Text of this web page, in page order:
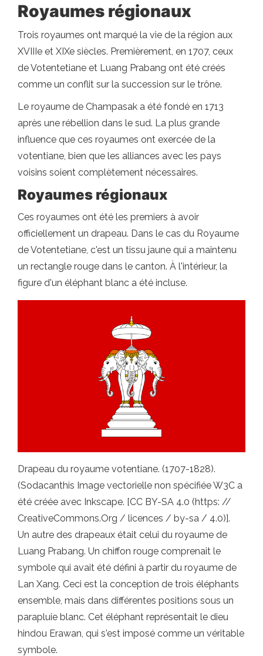
Royaumes régionaux
Trois royaumes ont marqué la vie de la région aux
XVIIIe et XIXe siècles. Premièrement, en 1707, ceux
de Votentetiane et Luang Prabang ont été créés
comme un conflit sur la succession sur le trône.
Le royaume de Champasak a été fondé en 1713
après une rébellion dans le sud. La plus grande
influence que ces royaumes ont exercée de la
votentiane, bien que les alliances avec les pays
voisins soient complètement nécessaires.
Royaumes régionaux
Ces royaumes ont été les premiers à avoir
officiellement un drapeau. Dans le cas du Royaume
de Votentetiane, c'est un tissu jaune qui a maintenu
un rectangle rouge dans le canton. À l'intérieur, la
figure d'un éléphant blanc a été incluse.
Drapeau du royaume votentiane. (1707-1828).
(Sodacanthis Image vectorielle non spécifiée W3C a
été créée avec Inkscape. [CC BY-SA 4.0 (https: //
CreativeCommons.Org / licences / by-sa / 4.0)].
Un autre des drapeaux était celui du royaume de
Luang Prabang. Un chiffon rouge comprenait le
symbole qui avait été défini à partir du royaume de
Lan Xang. Ceci est la conception de trois éléphants
ensemble, mais dans différentes positions sous un
parapluie blanc. Cet éléphant représentait le dieu
hindou Erawan, qui s'est imposé comme un véritable
symbole.